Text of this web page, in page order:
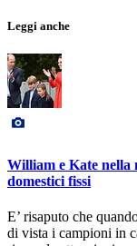
Leggi anche
William e Kate nella
domestici fissi
E’ risaputo che
di vista i campioni in